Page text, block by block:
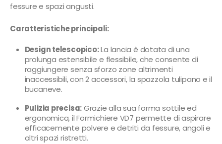
fessure e spazi angusti.
Caratteristiche principali:
Design telescopico:La lancia è dotata di una
prolunga estensibile e flessibile, che consente di
raggiungere senza sforzo zone altrimenti
inaccessibili, con 2 accessori, la spazzola tulipano e il
bucaneve.
Pulizia precisa:Grazie alla sua forma sottile ed
ergonomica, il Formichiere VD7 permette di aspirare
efficacemente polvere e detriti da fessure, angoli e
altri spazi ristretti.